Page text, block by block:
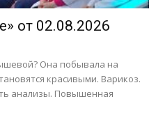
от 02.08.2026
Она побывала на
красивыми. Варикоз.
анализы. Повышенная